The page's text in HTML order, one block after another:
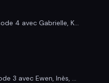
4 avec Gabrielle, K...
3 avec Ewen, Inès, ...